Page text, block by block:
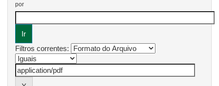
por
Filtros correntes: